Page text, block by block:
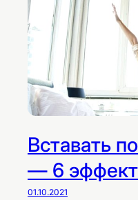
Вставать
— 6
01.10.2021